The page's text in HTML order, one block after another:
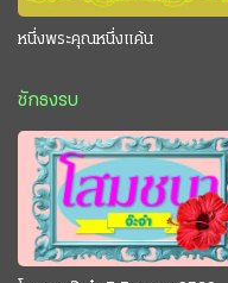
หนึ่งพระคุณหนึ่งแค้น
ชักธงรบ